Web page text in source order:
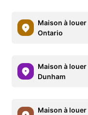
Maison à louer
Ontario
Maison à louer
Dunham
Maison à louer